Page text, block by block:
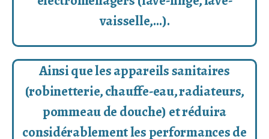
vaisselle,…).
Ainsi que les appareils sanitaires
(robinetterie, chauffe-eau, radiateurs,
pommeau de douche) et réduira
considérablement les performances de